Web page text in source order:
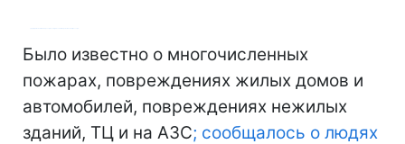
Было известно о многочисленных
пожарах, повреждениях жилых домов и
автомобилей, повреждениях нежилых
зданий, ТЦ и на АЗС; сообщалось о людях